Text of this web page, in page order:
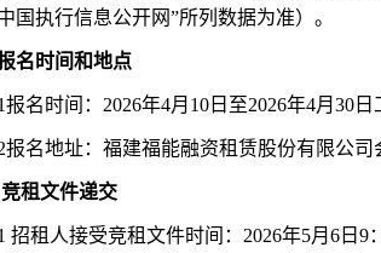
国执行信息公开网”所列数据为准）。
名时间和地点
报名时间：2026年4月10日至2026年4月30日
报名地址：福建福能融资租赁股份有限公司
竞租文件递交
招租人接受竞租文件时间：2026年5月6日9